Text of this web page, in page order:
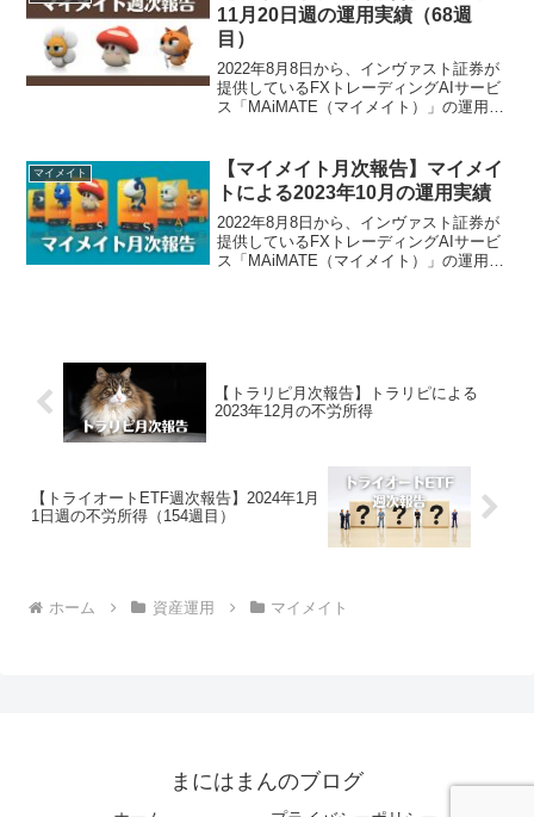
11月20日週の運用実績（68週
目）
2022年8月8日から、インヴァスト証券が
提供しているFXトレーディングAIサービ
ス「MAiMATE（マイメイト）」の運用を
いました。マイメイト運用実績（...
マイメイト
【マイメイト月次報告】マイメイ
トによる2023年10月の運用実績
2022年8月8日から、インヴァスト証券が
提供しているFXトレーディングAIサービ
ス「MAiMATE（マイメイト）」の運用を
【トラリピ月次報告】トラリピによる
2023年12月の不労所得
【トライオートETF週次報告】2024年1月
1日週の不労所得（154週目）
ホーム 資産運用 マイメイト
まにはまんのブログ